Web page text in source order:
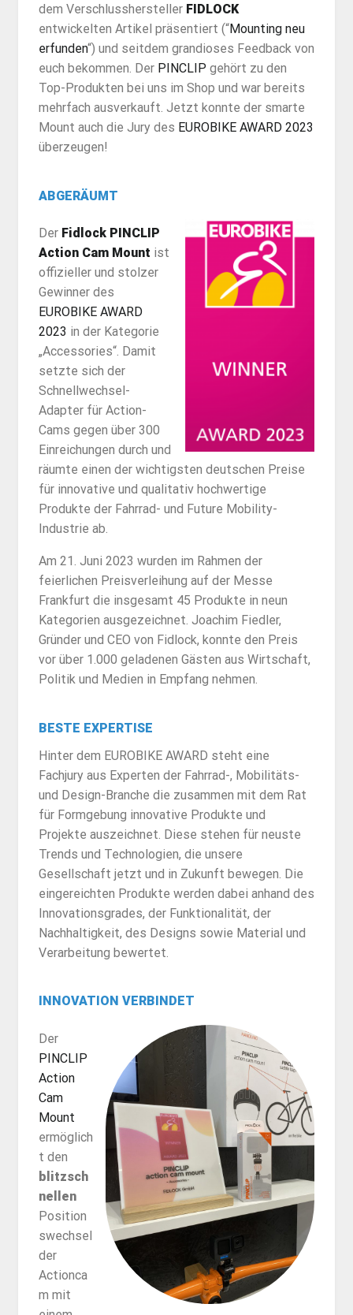
dem Verschlusshersteller FIDLOCK
entwickelten Artikel präsentiert (“Mounting neu
erfunden“) und seitdem grandioses Feedback von
euch bekommen. Der PINCLIP gehört zu den
Top-Produkten bei uns im Shop und war bereits
mehrfach ausverkauft. Jetzt konnte der smarte
Mount auch die Jury des EUROBIKE AWARD 2023
überzeugen!
ABGERÄUMT
Der Fidlock PINCLIP
Action Cam Mount ist
offizieller und stolzer
Gewinner des
EUROBIKE AWARD
2023 in der Kategorie
„Accessories“. Damit
setzte sich der
Schnellwechsel-
Adapter für Action-
Cams gegen über 300
Einreichungen durch und
räumte einen der wichtigsten deutschen Preise
für innovative und qualitativ hochwertige
Produkte der Fahrrad- und Future Mobility-
Industrie ab.
Am 21. Juni 2023 wurden im Rahmen der
feierlichen Preisverleihung auf der Messe
Frankfurt die insgesamt 45 Produkte in neun
Kategorien ausgezeichnet. Joachim Fiedler,
Gründer und CEO von Fidlock, konnte den Preis
vor über 1.000 geladenen Gästen aus Wirtschaft,
Politik und Medien in Empfang nehmen.
BESTE EXPERTISE
Hinter dem EUROBIKE AWARD steht eine
Fachjury aus Experten der Fahrrad-, Mobilitäts-
und Design-Branche die zusammen mit dem Rat
für Formgebung innovative Produkte und
Projekte auszeichnet. Diese stehen für neuste
Trends und Technologien, die unsere
Gesellschaft jetzt und in Zukunft bewegen. Die
eingereichten Produkte werden dabei anhand des
Innovationsgrades, der Funktionalität, der
Nachhaltigkeit, des Designs sowie Material und
Verarbeitung bewertet.
INNOVATION VERBINDET
Der
PINCLIP
Action
Cam
Mount
ermöglich
t den
blitzsch
nellen
Position
swechsel
der
Actionca
m mit